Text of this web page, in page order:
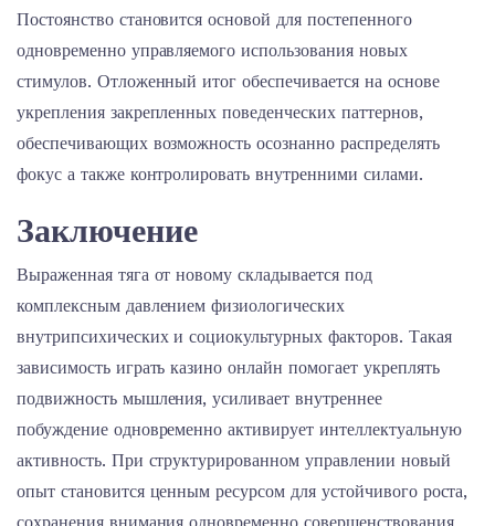
Постоянство становится основой для постепенного
одновременно управляемого использования новых
стимулов. Отложенный итог обеспечивается на основе
укрепления закрепленных поведенческих паттернов,
обеспечивающих возможность осознанно распределять
фокус а также контролировать внутренними силами.
Заключение
Выраженная тяга от новому складывается под
комплексным давлением физиологических
внутрипсихических и социокультурных факторов. Такая
зависимость играть казино онлайн помогает укреплять
подвижность мышления, усиливает внутреннее
побуждение одновременно активирует интеллектуальную
активность. При структурированном управлении новый
опыт становится ценным ресурсом для устойчивого роста,